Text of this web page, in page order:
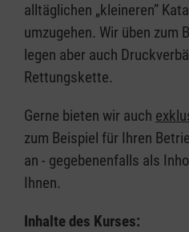
alltäglichen „kleineren”
umzugehen. Wir üben zum
legen aber auch
Rettungskette.
Gerne bieten wir auch
zum Beispiel für Ihren
an - gegebenenfalls als
Ihnen.
Inhalte des Kurses: